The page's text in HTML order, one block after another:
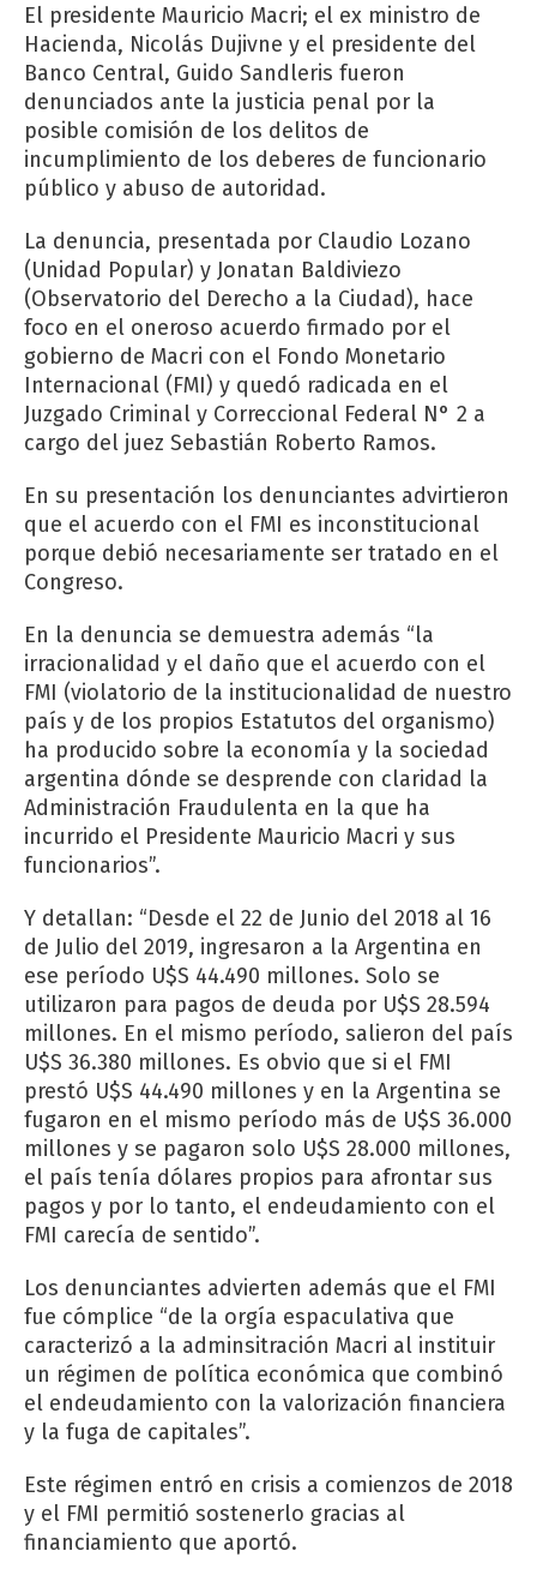
El presidente Mauricio Macri; el ex ministro de
Hacienda, Nicolás Dujivne y el presidente del
Banco Central, Guido Sandleris fueron
denunciados ante la justicia penal por la
posible comisión de los delitos de
incumplimiento de los deberes de funcionario
público y abuso de autoridad.
La denuncia, presentada por Claudio Lozano
(Unidad Popular) y Jonatan Baldiviezo
(Observatorio del Derecho a la Ciudad), hace
foco en el oneroso acuerdo firmado por el
gobierno de Macri con el Fondo Monetario
Internacional (FMI) y quedó radicada en el
Juzgado Criminal y Correccional Federal N° 2 a
cargo del juez Sebastián Roberto Ramos.
En su presentación los denunciantes advirtieron
que el acuerdo con el FMI es inconstitucional
porque debió necesariamente ser tratado en el
Congreso.
En la denuncia se demuestra además “la
irracionalidad y el daño que el acuerdo con el
FMI (violatorio de la institucionalidad de nuestro
país y de los propios Estatutos del organismo)
ha producido sobre la economía y la sociedad
argentina dónde se desprende con claridad la
Administración Fraudulenta en la que ha
incurrido el Presidente Mauricio Macri y sus
funcionarios”.
Y detallan: “Desde el 22 de Junio del 2018 al 16
de Julio del 2019, ingresaron a la Argentina en
ese período U$S 44.490 millones. Solo se
utilizaron para pagos de deuda por U$S 28.594
millones. En el mismo período, salieron del país
U$S 36.380 millones. Es obvio que si el FMI
prestó U$S 44.490 millones y en la Argentina se
fugaron en el mismo período más de U$S 36.000
millones y se pagaron solo U$S 28.000 millones,
el país tenía dólares propios para afrontar sus
pagos y por lo tanto, el endeudamiento con el
FMI carecía de sentido”.
Los denunciantes advierten además que el FMI
fue cómplice “de la orgía espaculativa que
caracterizó a la adminsitración Macri al instituir
un régimen de política económica que combinó
el endeudamiento con la valorización financiera
y la fuga de capitales”.
Este régimen entró en crisis a comienzos de 2018
y el FMI permitió sostenerlo gracias al
financiamiento que aportó.